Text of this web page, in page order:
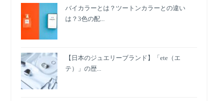
バイカラーとは？ツートンカラーとの違い
は？3色の配...
【日本のジュエリーブランド】「ete（エ
テ）」の歴...